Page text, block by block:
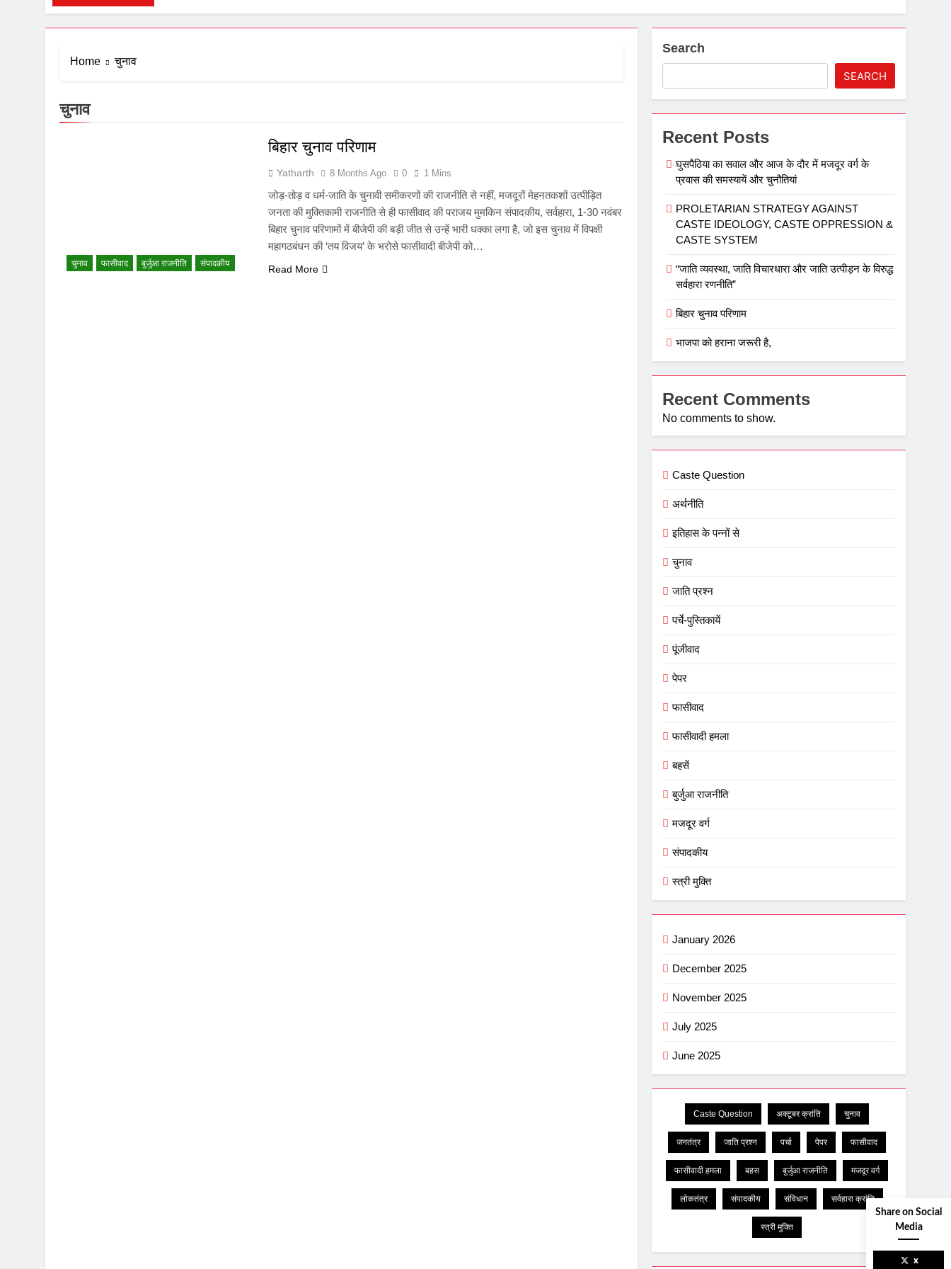
Home चुनाव
चुनाव
चुनाव फासीवाद बुर्जुआ राजनीति संपादकीय
बिहार चुनाव परिणाम
Yatharth 8 Months Ago 0 1 Mins
जोड़-तोड़ व धर्म-जाति के चुनावी समीकरणों की राजनीति से नहीं, मजदूरों मेहनतकशों उत्पीड़ित
जनता की मुक्तिकामी राजनीति से ही फासीवाद की पराजय मुमकिन संपादकीय, सर्वहारा, 1-30 नवंबर
बिहार चुनाव परिणामों में बीजेपी की बड़ी जीत से उन्हें भारी धक्का लगा है, जो इस चुनाव में विपक्षी
महागठबंधन की ‘तय विजय’ के भरोसे फासीवादी बीजेपी को…
Read More
Search
SEARCH
Recent Posts
घुसपैठिया का सवाल और आज के दौर में मजदूर वर्ग के
प्रवास की समस्‍यायें और चुनौतियां
PROLETARIAN STRATEGY AGAINST
CASTE IDEOLOGY, CASTE OPPRESSION &
CASTE SYSTEM
“जाति व्यवस्था, जाति विचारधारा और जाति उत्पीड़न के विरुद्ध
सर्वहारा रणनीति”
बिहार चुनाव परिणाम
भाजपा को हराना जरूरी है,
Recent Comments
No comments to show.
Caste Question
अर्थनीति
इतिहास के पन्नों से
चुनाव
जाति प्रश्न
पर्चे-पुस्तिकायें
पूंजीवाद
पेपर
फासीवाद
फासीवादी हमला
बहसें
बुर्जुआ राजनीति
मजदूर वर्ग
संपादकीय
स्त्री मुक्ति
January 2026
December 2025
November 2025
July 2025
June 2025
Caste Question अक्टूबर क्रांति चुनाव
जनतंत्र जाति प्रश्न पर्चा पेपर फासीवाद
फासीवादी हमला बहस बुर्जुआ राजनीति मजदूर वर्ग
लोकतंत्र संपादकीय संविधान सर्वहारा क्रांति
स्त्री मुक्ति
Share on Social
Media
x